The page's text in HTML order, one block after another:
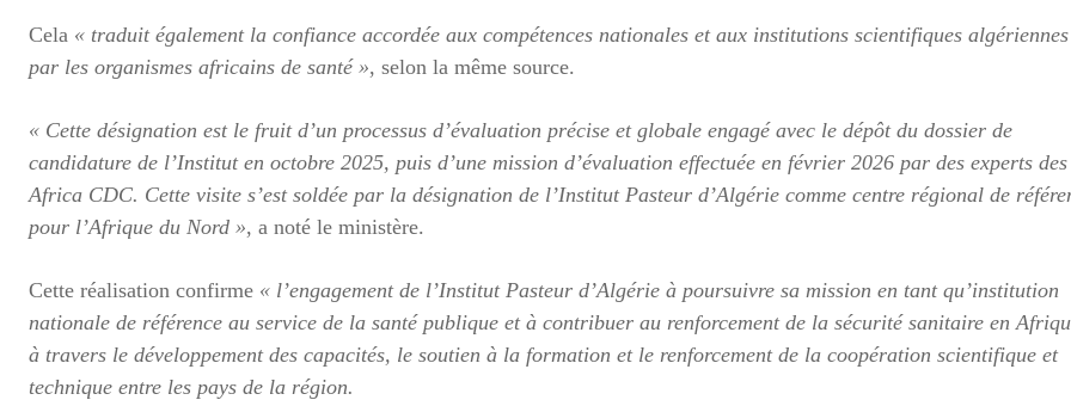
Cela « traduit également la confiance accordée aux compétences nationales et aux institutions scientifiques algériennes
par les organismes africains de santé », selon la même source.
« Cette désignation est le fruit d’un processus d’évaluation précise et globale engagé avec le dépôt du dossier de
candidature de l’Institut en octobre 2025, puis d’une mission d’évaluation effectuée en février 2026 par des experts des
Africa CDC. Cette visite s’est soldée par la désignation de l’Institut Pasteur d’Algérie comme centre régional de
pour l’Afrique du Nord », a noté le ministère.
Cette réalisation confirme « l’engagement de l’Institut Pasteur d’Algérie à poursuivre sa mission en tant qu’institution
nationale de référence au service de la santé publique et à contribuer au renforcement de la sécurité sanitaire en
à travers le développement des capacités, le soutien à la formation et le renforcement de la coopération scientifique et
technique entre les pays de la région.